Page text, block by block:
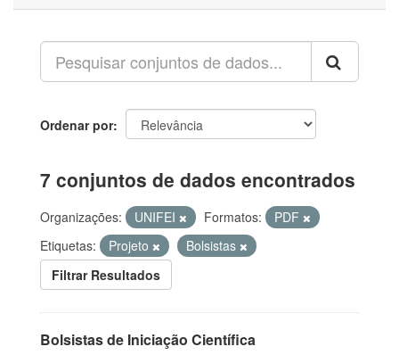
Ordenar por
7 conjuntos de dados encontrados
Organizações: UNIFEI Formatos:
PDF
Etiquetas:
Projeto
Bolsistas
Filtrar Resultados
Bolsistas de Iniciação Científica